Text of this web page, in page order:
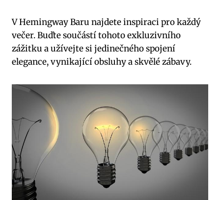
V Hemingway Baru najdete inspiraci pro každý
večer. Buďte součástí tohoto exkluzivního
zážitku a užívejte si jedinečného spojení
elegance, vynikající obsluhy a skvělé zábavy.